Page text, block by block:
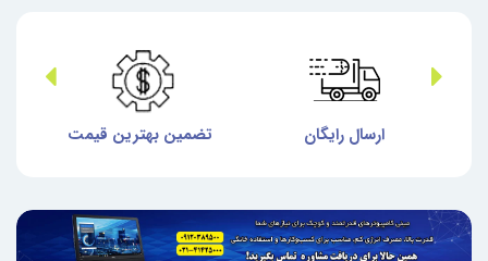
ارسال رایگان تضمین بهترین قیمت